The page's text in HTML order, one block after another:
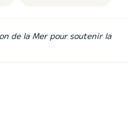
de la Mer pour soutenir la